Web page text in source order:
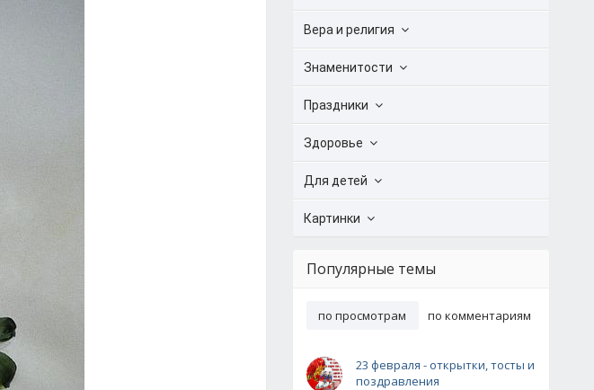
Вера и религия
Знаменитости
Праздники
Здоровье
Для детей
Картинки
Популярные темы
по просмотрам по комментариям
23 февраля - открытки, тосты и
поздравления